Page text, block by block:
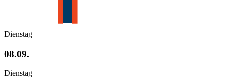
Dienstag
08.09.
Dienstag